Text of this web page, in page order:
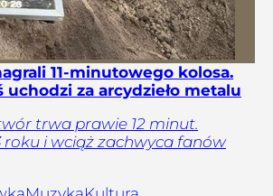
11-minutowego kolosa.
uchodzi za arcydzieło metalu
trwa prawie 12 minut.
roku i wciąż zachwyca fanów